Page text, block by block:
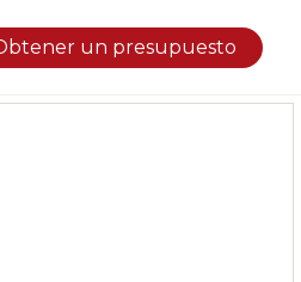
un presupuesto